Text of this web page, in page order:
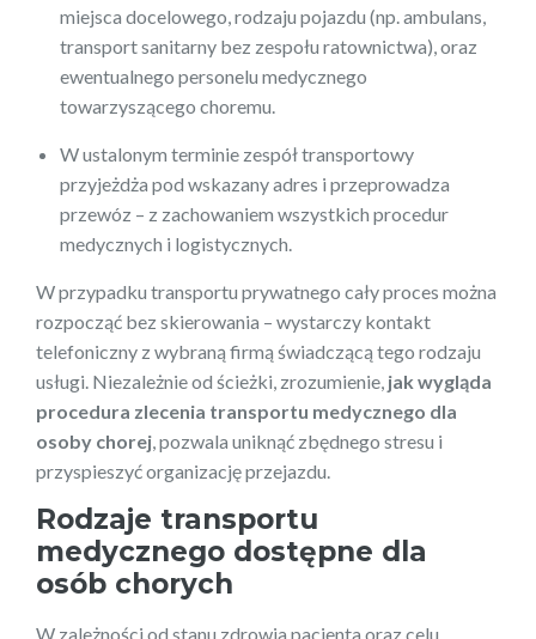
miejsca docelowego, rodzaju pojazdu (np. ambulans,
transport sanitarny bez zespołu ratownictwa), oraz
ewentualnego personelu medycznego
towarzyszącego choremu.
W ustalonym terminie zespół transportowy
przyjeżdża pod wskazany adres i przeprowadza
przewóz – z zachowaniem wszystkich procedur
medycznych i logistycznych.
W przypadku transportu prywatnego cały proces można
rozpocząć bez skierowania – wystarczy kontakt
telefoniczny z wybraną firmą świadczącą tego rodzaju
usługi. Niezależnie od ścieżki, zrozumienie, jak wygląda
procedura zlecenia transportu medycznego dla
osoby chorej , pozwala uniknąć zbędnego stresu i
przyspieszyć organizację przejazdu.
Rodzaje transportu
medycznego dostępne dla
osób chorych
W zależności od stanu zdrowia pacjenta oraz celu